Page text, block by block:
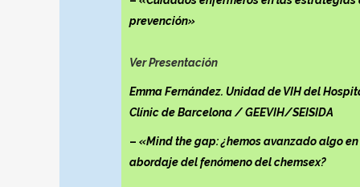
prevención»
Ver Presentación
Emma Fernández. Unidad de VIH del
Clínic de Barcelona / GEEVIH/SEISIDA
– «Mind the gap: ¿hemos avanzado algo
abordaje del fenómeno del chemsex?